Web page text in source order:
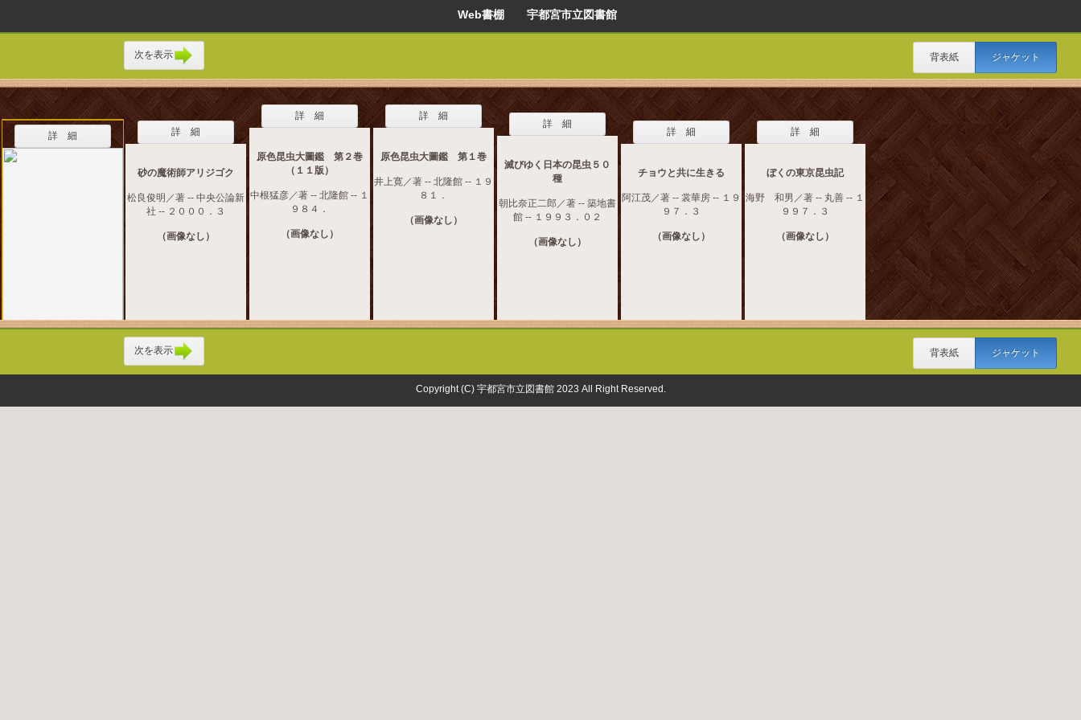
Web書棚 宇都宮市立図書館
次を表示 背表紙 ジャケット
詳 細 詳 細
砂の魔術師アリジゴク
松良俊明／著 -- 中央公論新
社 -- ２０００．３
（画像なし）
詳 細
原色昆虫大圖鑑 第２巻
（１１版）
中根猛彦／著 -- 北隆館 -- １
９８４．
（画像なし）
詳 細
原色昆虫大圖鑑 第１巻
井上寛／著 -- 北隆館 -- １９
８１．
（画像なし）
詳 細
滅びゆく日本の昆虫５０
種
朝比奈正二郎／著 -- 築地書
館 -- １９９３．０２
（画像なし）
詳 細
チョウと共に生きる
阿江茂／著 -- 裳華房 -- １９
９７．３
（画像なし）
詳 細
ぼくの東京昆虫記
海野 和男／著 -- 丸善 -- １
９９７．３
（画像なし）
次を表示 背表紙 ジャケット
Copyright (C) 宇都宮市立図書館 2023 All Right Reserved.